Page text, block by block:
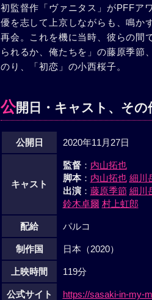
初監督作「ヴァニタス」がPFFア
優を志して上京しながらも、鳴か
再会。これを機に当時、彼らの間
られるか、俺たちを」の藤原季節
のり、「初恋」の小西桜子。
公開日・キャスト、その
公開日 2020年11月27日
キャスト
監督： 内山拓也
脚本： 内山拓也 細川
出演： 藤原季節 細川
鈴木卓爾 村上虹郎
配給 パルコ
制作国 日本（2020）
上映時間 119分
公式サイト https://sasaki-in-my-